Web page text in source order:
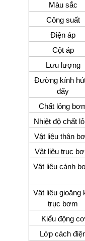
Màu sắc
Công suất
Điện áp
Cột áp
Lưu lượng
Đường kính
đẩy
Chất lỏng
Nhiệt độ chất
Vật liệu thân
Vật liệu trục
Vật liệu cánh
Vật liệu gioăng
trục bơm
Kiểu động cơ
Lớp cách